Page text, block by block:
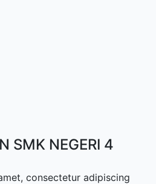
SMK NEGERI 4
consectetur adipiscing